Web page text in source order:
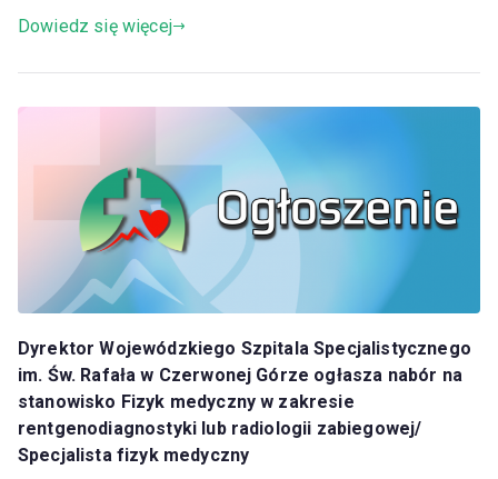
Dowiedz się więcej
Dyrektor Wojewódzkiego Szpitala Specjalistycznego
im. Św. Rafała w Czerwonej Górze ogłasza nabór na
stanowisko Fizyk medyczny w zakresie
rentgenodiagnostyki lub radiologii zabiegowej/
Specjalista fizyk medyczny